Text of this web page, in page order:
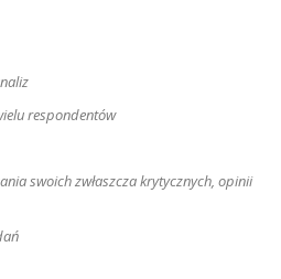
respondentów
swoich zwłaszcza krytycznych, opinii